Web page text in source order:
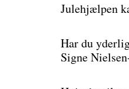
Julehjælpen
Har du
Signe